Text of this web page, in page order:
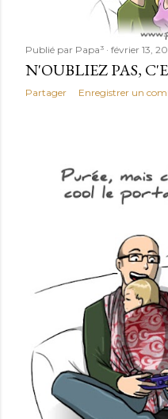
Publié par Papa³ février 13,
N'OUBLIEZ PAS,
Partager Enregistrer un